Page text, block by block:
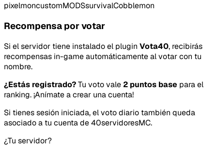
pixelmoncustomMODSsurvivalCobblemon
Recompensa por votar
Si el servidor tiene instalado el plugin Vota40, recibirás
recompensas in-game automáticamente al votar con tu
nombre.
¿Estás registrado?Tu voto vale 2 puntos base para el
ranking. ¡Anímate a crear una cuenta!
Si tienes sesión iniciada, el voto diario también queda
asociado a tu cuenta de 40servidoresMC.
¿Tu servidor?
Tipo de feedback
Lo que falla
Idea o mejora